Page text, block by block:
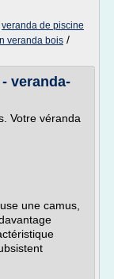
veranda de piscine
veranda bois /
veranda-
Votre véranda
une camus,